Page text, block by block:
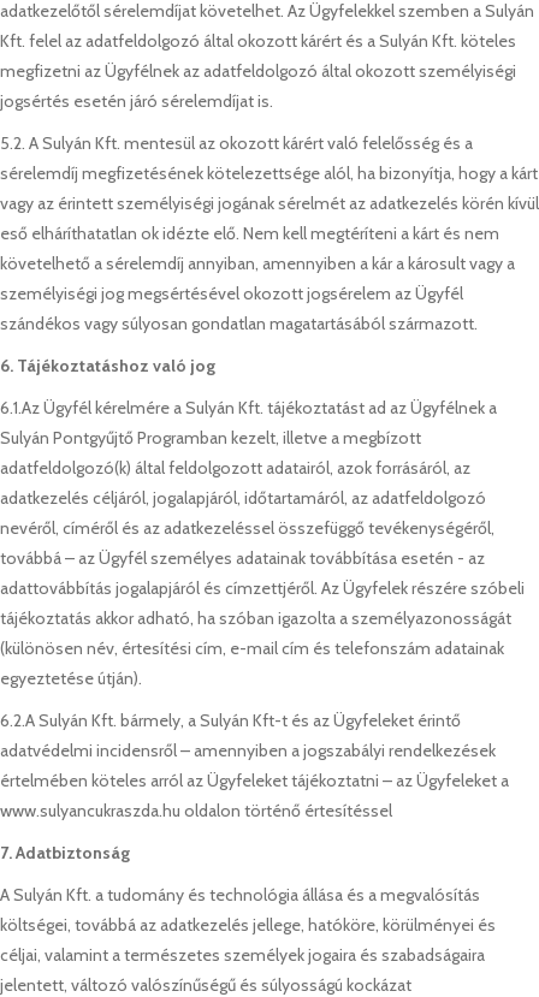
adatkezelőtől sérelemdíjat követelhet. Az Ügyfelekkel szemben a Sulyán
Kft. felel az adatfeldolgozó által okozott kárért és a Sulyán Kft. köteles
megfizetni az Ügyfélnek az adatfeldolgozó által okozott személyiségi
jogsértés esetén járó sérelemdíjat is.
5.2. A Sulyán Kft. mentesül az okozott kárért való felelősség és a
sérelemdíj megfizetésének kötelezettsége alól, ha bizonyítja, hogy a kárt
vagy az érintett személyiségi jogának sérelmét az adatkezelés körén kívül
eső elháríthatatlan ok idézte elő. Nem kell megtéríteni a kárt és nem
követelhető a sérelemdíj annyiban, amennyiben a kár a károsult vagy a
személyiségi jog megsértésével okozott jogsérelem az Ügyfél
szándékos vagy súlyosan gondatlan magatartásából származott.
6. Tájékoztatáshoz való jog
6.1.Az Ügyfél kérelmére a Sulyán Kft. tájékoztatást ad az Ügyfélnek a
Sulyán Pontgyűjtő Programban kezelt, illetve a megbízott
adatfeldolgozó(k) által feldolgozott adatairól, azok forrásáról, az
adatkezelés céljáról, jogalapjáról, időtartamáról, az adatfeldolgozó
nevéről, címéről és az adatkezeléssel összefüggő tevékenységéről,
továbbá – az Ügyfél személyes adatainak továbbítása esetén - az
adattovábbítás jogalapjáról és címzettjéről. Az Ügyfelek részére szóbeli
tájékoztatás akkor adható, ha szóban igazolta a személyazonosságát
(különösen név, értesítési cím, e-mail cím és telefonszám adatainak
egyeztetése útján).
6.2.A Sulyán Kft. bármely, a Sulyán Kft-t és az Ügyfeleket érintő
adatvédelmi incidensről – amennyiben a jogszabályi rendelkezések
értelmében köteles arról az Ügyfeleket tájékoztatni – az Ügyfeleket a
www.sulyancukraszda.hu oldalon történő értesítéssel
7. Adatbiztonság
A Sulyán Kft. a tudomány és technológia állása és a megvalósítás
költségei, továbbá az adatkezelés jellege, hatóköre, körülményei és
céljai, valamint a természetes személyek jogaira és szabadságaira
jelentett, változó valószínűségű és súlyosságú kockázat